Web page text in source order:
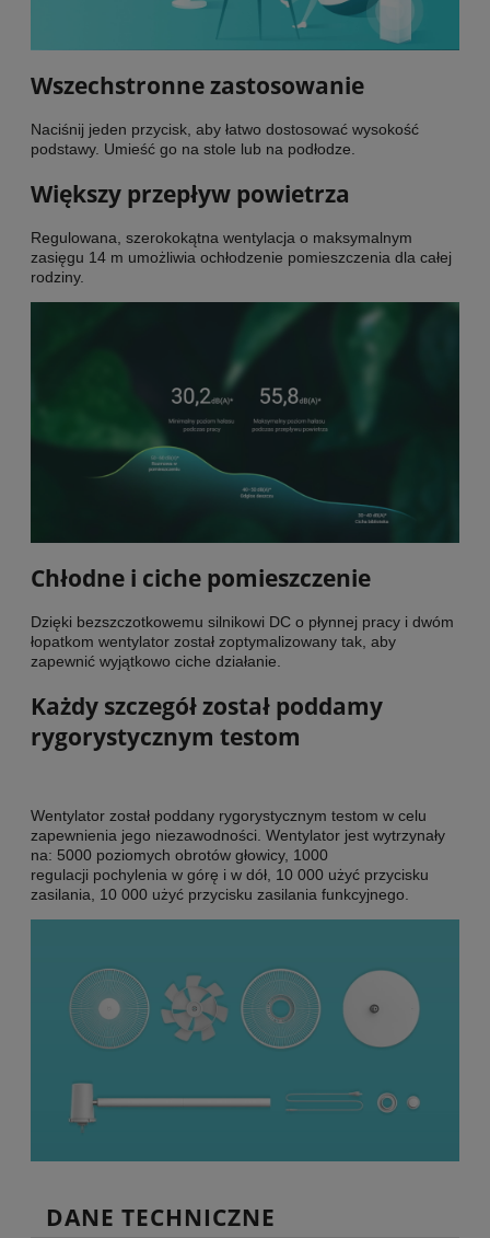
Wszechstronne zastosowanie
Naciśnij jeden przycisk, aby łatwo dostosować wysokość
podstawy. Umieść go na stole lub na podłodze.
Większy przepływ powietrza
Regulowana, szerokokątna wentylacja o maksymalnym
zasięgu 14 m umożliwia ochłodzenie pomieszczenia dla całej
rodziny.
Chłodne i ciche pomieszczenie
Dzięki bezszczotkowemu silnikowi DC o płynnej pracy i dwóm
łopatkom wentylator został zoptymalizowany tak, aby
zapewnić wyjątkowo ciche działanie.
Każdy szczegół został poddamy
rygorystycznym testom
Wentylator został poddany rygorystycznym testom w celu
zapewnienia jego niezawodności. Wentylator jest wytrzynały
na: 5000 poziomych obrotów głowicy, 1000
regulacji pochylenia w górę i w dół, 10 000 użyć przycisku
zasilania, 10 000 użyć przycisku zasilania funkcyjnego.
DANE TECHNICZNE